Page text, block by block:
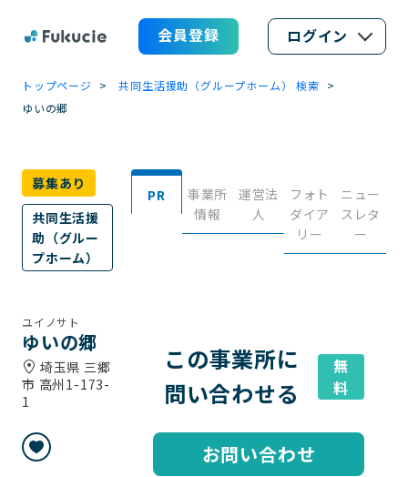
会員登録 ログイン
トップページ
共同生活援助（グループホーム） 検索
ゆいの郷
募集あり
共同生活援
助（グルー
プホーム）
ユイノサト
ゆいの郷
埼玉県 三郷
市 高州1-173-
1
PR
事業所
情報
運営法
人
フォト
ダイア
リー
ニュー
スレタ
ー
この事業所に
問い合わせる
無
料
お問い合わせ